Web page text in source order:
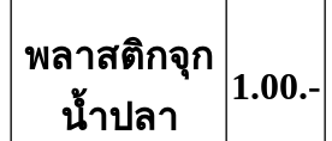
พลาสติกจุก
น้ำปลา
1.00.-